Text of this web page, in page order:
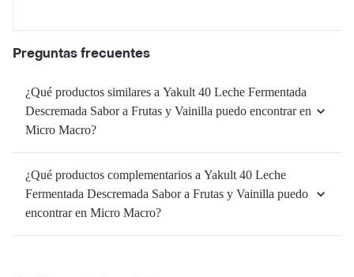
Preguntas frecuentes
¿Qué productos similares a Yakult 40 Leche Fermentada
Descremada Sabor a Frutas y Vainilla puedo encontrar en
Micro Macro?
¿Qué productos complementarios a Yakult 40 Leche
Fermentada Descremada Sabor a Frutas y Vainilla puedo
encontrar en Micro Macro?